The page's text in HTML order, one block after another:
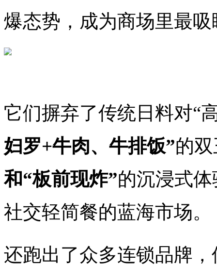
爆态势，成为商场里最
它们摒弃了传统日料对“
妇罗+牛肉、牛排饭”的
和“板前现炸”的沉浸式
社交轻简餐的蓝海市场。
还跑出了众多连锁品牌